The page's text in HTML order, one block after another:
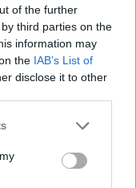
of the further
third parties on the
information may
the IAB’s List of
disclose it to other
σας καθημερινά